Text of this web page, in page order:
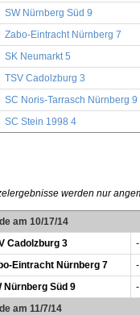
SW Nürnberg Süd 9
Zabo-Eintracht Nürnberg 7
SK Neumarkt 5
TSV Cadolzburg 3
SC Noris-Tarrasch Nürnberg 9
SC Stein 1998 4
werden nur
am 10/17/14
Cadolzburg 3
-
Eintracht Nürnberg 7
-
Nürnberg Süd 9
-
am 11/7/14